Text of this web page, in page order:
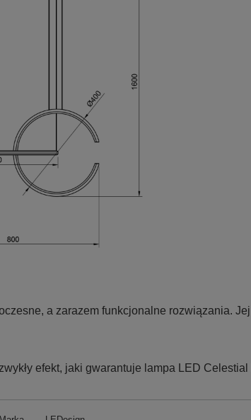
a zarazem funkcjonalne rozwiązania.
efekt, jaki gwarantuje lampa LED Celestial